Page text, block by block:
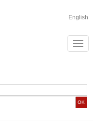
English
OK